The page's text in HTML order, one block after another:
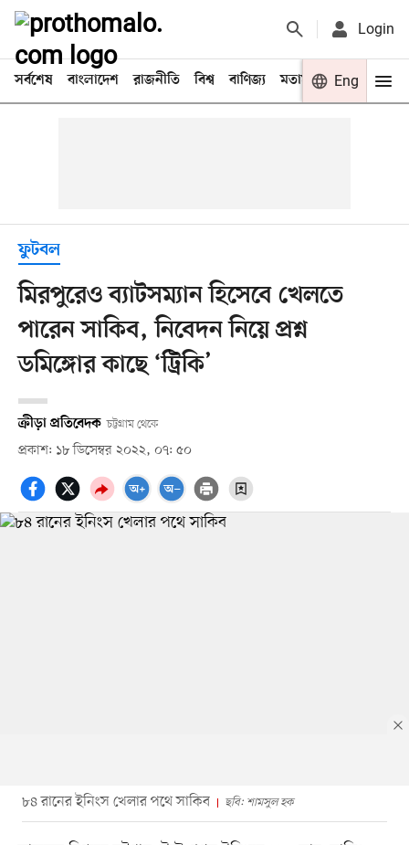
Login
সর্বশেষ বাংলাদেশ রাজনীতি বিশ্ব বাণিজ্য মতামত খেলা
Eng
ফুটবল
মিরপুরেও ব্যাটসম্যান হিসেবে খেলতে
পারেন সাকিব, নিবেদন নিয়ে প্রশ্ন
ডমিঙ্গোর কাছে ‘ট্রিকি’
ক্রীড়া প্রতিবেদক চট্টগ্রাম থেকে
প্রকাশ: ১৮ ডিসেম্বর ২০২২, ০৭: ৫০
৮৪ রানের ইনিংস খেলার পথে সাকিব ছবি: শামসুল হক